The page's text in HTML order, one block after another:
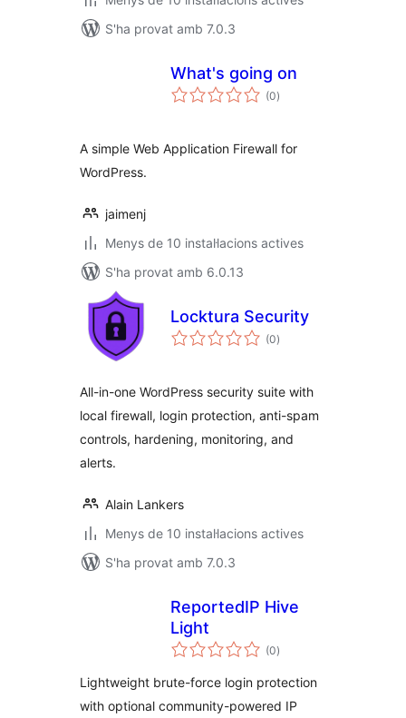
S'ha provat amb 7.0.3
What's going on
(0puntuacions
totals
)
A simple Web Application Firewall for
WordPress.
jaimenj
Menys de 10 instal·lacions actives
S'ha provat amb 6.0.13
Locktura Security
(0puntuacions
totals
)
All-in-one WordPress security suite with
local firewall, login protection, anti-spam
controls, hardening, monitoring, and
alerts.
Alain Lankers
Menys de 10 instal·lacions actives
S'ha provat amb 7.0.3
ReportedIP Hive
Light
(0puntuacions
totals
)
Lightweight brute-force login protection
with optional community-powered IP